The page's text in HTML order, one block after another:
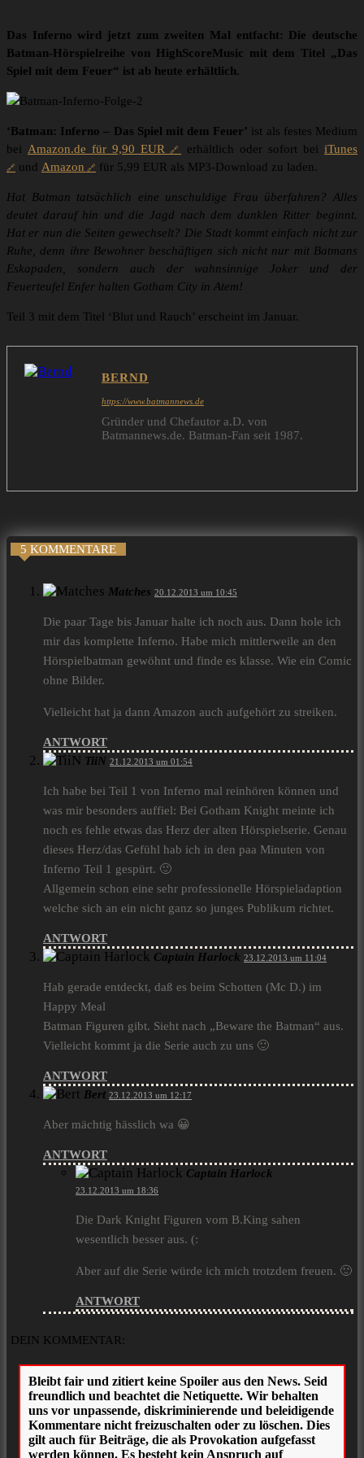
Das Inferno wird jetzt zum zweiten Mal entfacht: Die deutsche
Batman-Hörspielreihe von HighScoreMusic mit dem Titel „Das
Spiel mit dem Feuer“ ist ab heute erhältlich.
‘Batman: Inferno – Das Spiel mit dem Feuer’ ist als festes Medium
bei Amazon.de für 9,90 EUR erhältlich oder sofort bei iTunes
und Amazon für 5,99 EUR als MP3-Download zu laden.
Hat Batman tatsächlich eine unschuldige Frau überfahren? Alles
deutet darauf hin und die Jagd nach dem dunklen Ritter beginnt.
Hat er nun die Seiten gewechselt? Die Stadt kommt einfach nicht zur
Ruhe, denn ihre Bewohner beschäftigen sich nicht nur mit Batmans
Eskapaden, sondern auch der wahnsinnige Joker und der
Feuerteufel Enfer halten Gotham City in Atem!
Teil 3 mit dem Titel ‘Blut und Rauch’ erscheint im Januar.
BERND
https://www.batmannews.de
Gründer und Chefautor a.D. von
Batmannews.de. Batman-Fan seit 1987.
5 KOMMENTARE
Matches 20.12.2013 um 10:45
Die paar Tage bis Januar halte ich noch aus. Dann hole ich
mir das komplette Inferno. Habe mich mittlerweile an den
Hörspielbatman gewöhnt und finde es klasse. Wie ein Comic
ohne Bilder.
Vielleicht hat ja dann Amazon auch aufgehört zu streiken.
ANTWORT
TiiN 21.12.2013 um 01:54
Ich habe bei Teil 1 von Inferno mal reinhören können und
was mir besonders auffiel: Bei Gotham Knight meinte ich
noch es fehle etwas das Herz der alten Hörspielserie. Genau
dieses Herz/das Gefühl hab ich in den paa Minuten von
Inferno Teil 1 gespürt. 🙂
Allgemein schon eine sehr professionelle Hörspieladaption
welche sich an ein nicht ganz so junges Publikum richtet.
ANTWORT
Captain Harlock 23.12.2013 um 11:04
Hab gerade entdeckt, daß es beim Schotten (Mc D.) im
Happy Meal
Batman Figuren gibt. Sieht nach „Beware the Batman“ aus.
Vielleicht kommt ja die Serie auch zu uns 🙂
ANTWORT
Bert 23.12.2013 um 12:17
Aber mächtig hässlich wa 😀
ANTWORT
Captain Harlock
23.12.2013 um 18:36
Die Dark Knight Figuren vom B.King sahen
wesentlich besser aus. (:
Aber auf die Serie würde ich mich trotzdem freuen. 🙂
ANTWORT
DEIN KOMMENTAR: